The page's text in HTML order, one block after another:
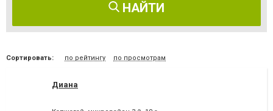
НАЙТИ
Сортировать: по рейтингу по просмотрам
Диана